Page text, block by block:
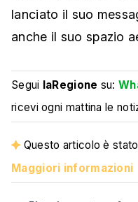
lanciato il suo
anche il suo spazio
Segui laRegione su:
ricevi ogni mattina le
Questo articolo è
Maggiori informazioni